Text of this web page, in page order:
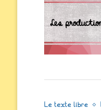
Le texte libre